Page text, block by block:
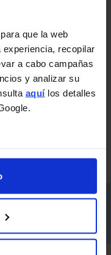
que la web
recopilar
a cabo campañas
y analizar su
aquílos detalles
es esencial,
a la ligera.
opciones
Paneles fijos
tu reforma!